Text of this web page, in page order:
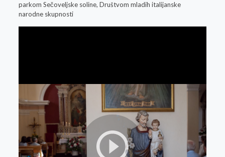
parkom Sečoveljske soline, Društvom mladih italijanske
narodne skupnosti